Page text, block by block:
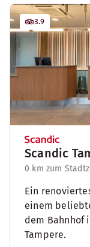
3.9
Scandic
0 km zum
Ein
einem
dem Bahnhof
Tampere.